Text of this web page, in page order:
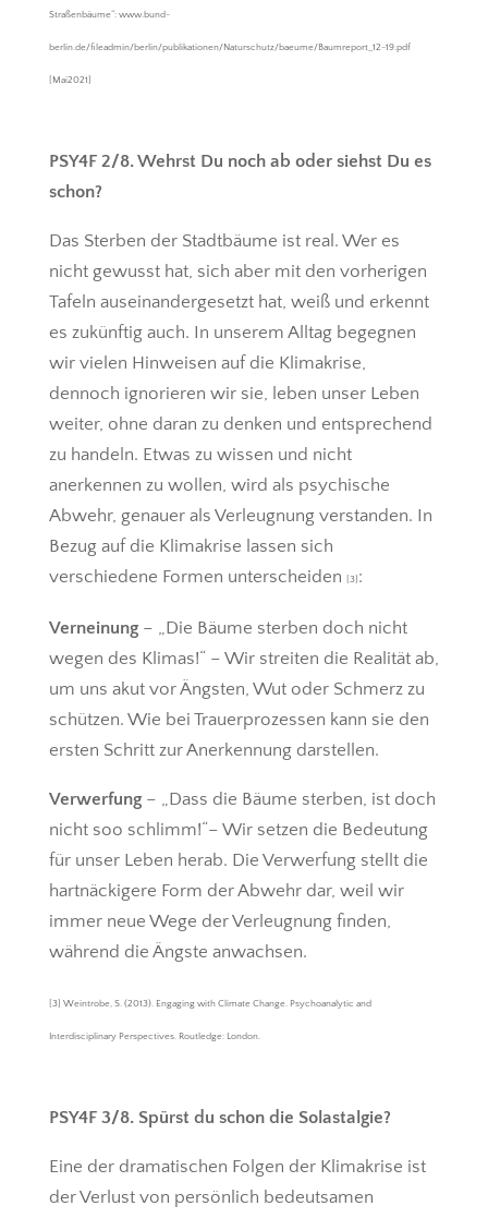
Straßenbäume“: www.bund-
berlin.de/fileadmin/berlin/publikationen/Naturschutz/baeume/Baumreport_12-19.pdf
[Mai2021]
PSY4F 2/8. Wehrst Du noch ab oder siehst Du es
schon?
Das Sterben der Stadtbäume ist real. Wer es
nicht gewusst hat, sich aber mit den vorherigen
Tafeln auseinandergesetzt hat, weiß und erkennt
es zukünftig auch. In unserem Alltag begegnen
wir vielen Hinweisen auf die Klimakrise,
dennoch ignorieren wir sie, leben unser Leben
weiter, ohne daran zu denken und entsprechend
zu handeln. Etwas zu wissen und nicht
anerkennen zu wollen, wird als psychische
Abwehr, genauer als Verleugnung verstanden. In
Bezug auf die Klimakrise lassen sich
verschiedene Formen unterscheiden
[3] :
Verneinung– „Die Bäume sterben doch nicht
wegen des Klimas!“ – Wir streiten die Realität ab,
um uns akut vor Ängsten, Wut oder Schmerz zu
schützen. Wie bei Trauerprozessen kann sie den
ersten Schritt zur Anerkennung darstellen.
Verwerfung– „Dass die Bäume sterben, ist doch
nicht soo schlimm!“– Wir setzen die Bedeutung
für unser Leben herab. Die Verwerfung stellt die
hartnäckigere Form der Abwehr dar, weil wir
immer neue Wege der Verleugnung finden,
während die Ängste anwachsen.
[3] Weintrobe, S. (2013). Engaging with Climate Change. Psychoanalytic and
Interdisciplinary Perspectives. Routledge: London.
PSY4F 3/8. Spürst du schon die Solastalgie?
Eine der dramatischen Folgen der Klimakrise ist
der Verlust von persönlich bedeutsamen